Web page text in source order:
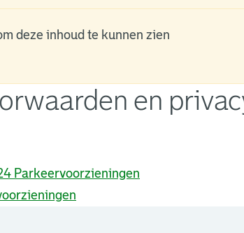
deze inhoud te kunnen zien
en
Parkeervoorzieningen